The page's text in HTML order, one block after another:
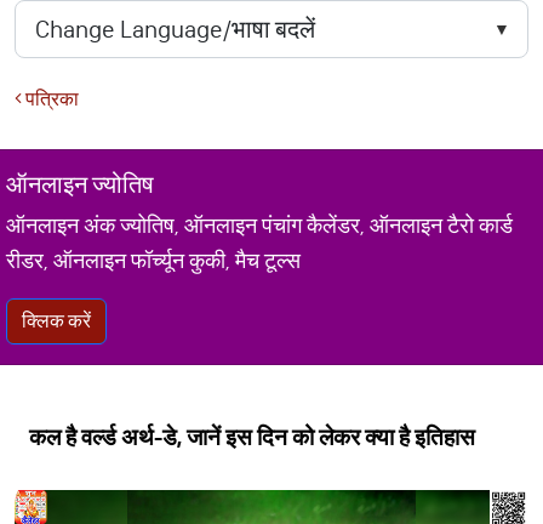
पत्रिका
ऑनलाइन ज्योतिष
ऑनलाइन अंक ज्योतिष, ऑनलाइन पंचांग कैलेंडर, ऑनलाइन टैरो कार्ड
रीडर, ऑनलाइन फॉर्च्यून कुकी, मैच टूल्स
क्लिक करें
कल है वर्ल्ड अर्थ-डे, जानें इस दिन को लेकर क्या है इतिहास